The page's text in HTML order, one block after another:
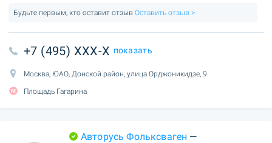
Будьте первым, кто оставит отзыв Оставить отзыв >
+7 (495) XXX-X показать
Москва, ЮАО, Донской район, улица Орджоникидзе, 9
Площадь Гагарина
Авторусь Фольксваген —